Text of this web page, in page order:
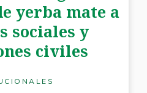
yerba mate a
sociales y
civiles